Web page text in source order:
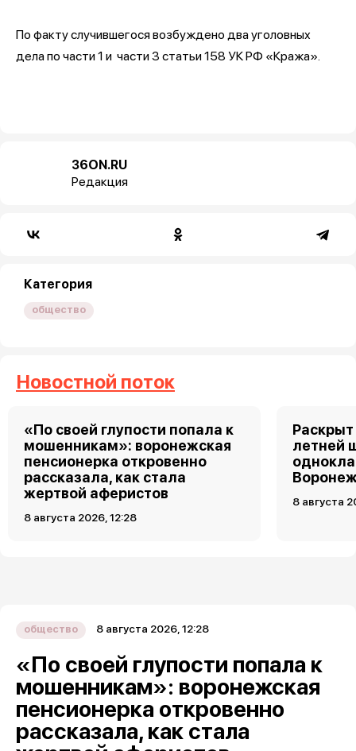
По факту случившегося возбуждено два уголовных
дела по части 1 и части 3 статьи 158 УК РФ «Кража».
36ON.RU
Редакция
Категория
общество
Новостной поток
«По своей глупости попала к
мошенникам»: воронежская
пенсионерка откровенно
рассказала, как стала
жертвой аферистов
8 августа 2026, 12:28
летней
8 августа
общество 8 августа 2026, 12:28
«По своей глупости попала к
мошенникам»: воронежская
пенсионерка откровенно
рассказала, как стала